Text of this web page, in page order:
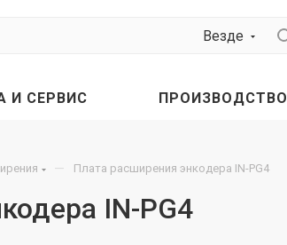
Везде
И СЕРВИС ПРОИЗВОДСТВО
— Плата расширения энкодера IN-PG4
IN-PG4